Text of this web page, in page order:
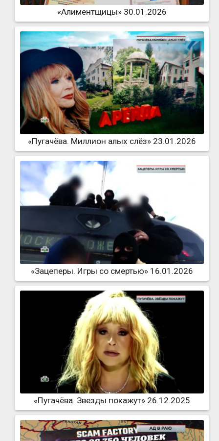
«Алиментщицы» 30.01.2026
«Пугачёва. Миллион алых слёз» 23.01.2026
«Зацеперы. Игры со смертью» 16.01.2026
«Пугачёва. Звезды покажут» 26.12.2025